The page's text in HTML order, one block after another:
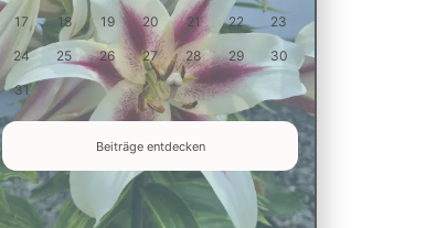
17 18 19 20 21 22 23
24 25 26 27 28 29 30
31
Beiträge entdecken